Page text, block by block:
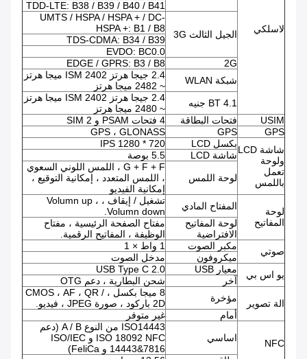
لاسلكي
TDD-LTE: B38 / B39 / B40 / B41
الجيل الثالث 3G
UMTS / HSPA / HSPA + / DC-
HSPA +: B1 / B8
TDS-CDMA: B34 / B39
EVDO: BC0.0
2G
EDGE / GPRS: B3 / B8
شبكة WLAN
2.4 جيجا هرتز ISM 2402 ميجا هرتز
~ 2482 ميجا هرتز
BT 4.1 جنيه
2.4 جيجا هرتز ISM 2402 ميجا هرتز
~ 2480 ميجا هرتز
USIM
فتحات البطاقة
4 فتحات PSAM و 2 SIM
GPS
GPS
GPS ، GLONASS
شاشة LCD
ولوحة
تعمل
باللمس
بكسل LCD
720 * 1280 IPS
شاشة LCD
5.5 بوصة
لوحة اللمس
G + F + F ، اللمس اللوني السعوي
، اللمس المتعدد ، إمكانية التوقيع ،
إمكانية الفيديو
لوحة
المفاتيح
المفتاح المادي
تشغيل / إيقاف ، Volumn up ،
Volumn down.
لوحة المفاتيح
الافتراضية
مفتاح الصفحة الرئيسية ، مفتاح
الوظيفة ، المفاتيح الرقمية.
صوتي
مكبر الصوت
1 واط × 1
ميكروفون
مدخل الصوت
يو اس بي
معيار USB
USB Type C 2.0
آخر
شحن البطارية ، دعم OTG
الة تصوير مؤخرة
8 ميجا بكسل ، CMOS ، AF ، QR /
2D باركود ، صورة JPEG ، فيديو.
أمام
غير متوفر
NFC اساسي
ISO14443 من النوع A / B (دعم
ISO 18092 NFC و ISO/IEC
14443&7816 و FeliCa)